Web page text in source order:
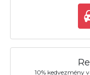
10% kedvezmény